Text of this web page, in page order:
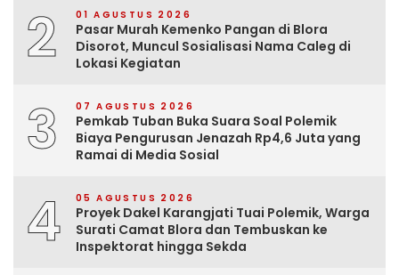
2 01 AGUSTUS 2026
Pasar Murah Kemenko Pangan di Blora
Disorot, Muncul Sosialisasi Nama Caleg di
Lokasi Kegiatan
3 07 AGUSTUS 2026
Pemkab Tuban Buka Suara Soal Polemik
Biaya Pengurusan Jenazah Rp4,6 Juta yang
Ramai di Media Sosial
4 05 AGUSTUS 2026
Proyek Dakel Karangjati Tuai Polemik, Warga
Surati Camat Blora dan Tembuskan ke
Inspektorat hingga Sekda